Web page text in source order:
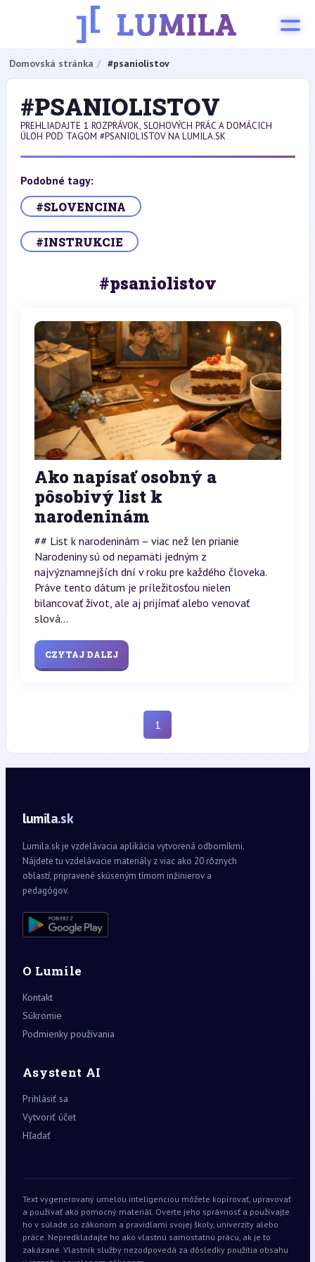
Domovská stránka #psaniolistov
#PSANIOLISTOV
PREHLIADAJTE 1 ROZPRÁVOK, SLOHOVÝCH PRÁC A DOMÁCICH
ÚLOH POD TAGOM #PSANIOLISTOV NA LUMILA.SK
Podobné tagy:
#SLOVENCINA
#INSTRUKCIE
#psaniolistov
Ako napísať osobný a
pôsobivý list k
narodeninám
## List k narodeninám – viac než len prianie
Narodeniny sú od nepamäti jedným z
najvýznamnejších dní v roku pre každého človeka.
Práve tento dátum je príležitosťou nielen
bilancovať život, ale aj prijímať alebo venovať
slová...
CZYTAJ DALEJ
1
lumila.sk
Lumila.sk je vzdelávacia aplikácia vytvorená odborníkmi.
Nájdete tu vzdelávacie materiály z viac ako 20 rôznych
oblastí, pripravené skúseným tímom inžinierov a
pedagógov.
O Lumile
Kontakt
Súkromie
Podmienky používania
Asystent AI
Prihlásiť sa
Vytvoriť účet
Hľadať
Text vygenerovaný umelou inteligenciou môžete kopírovať, upravovať
a používať ako pomocný materiál. Overte jeho správnosť a používajte
ho v súlade so zákonom a pravidlami svojej školy, univerzity alebo
práce. Nepredkladajte ho ako vlastnú samostatnú prácu, ak je to
zakázané. Vlastník služby nezodpovedá za dôsledky použitia obsahu